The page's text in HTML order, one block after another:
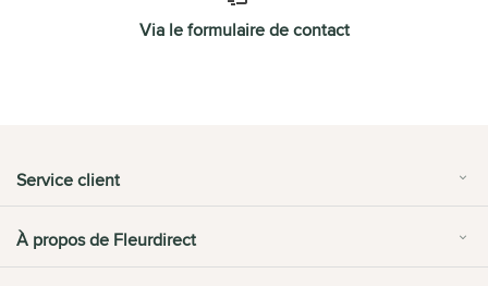
Via le formulaire de contact
Service client
À propos de Fleurdirect